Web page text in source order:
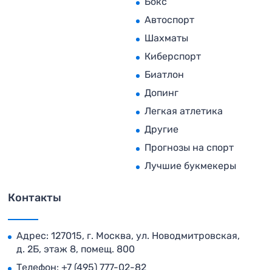
Автоспорт
Шахматы
Киберспорт
Биатлон
Допинг
Легкая атлетика
Другие
Прогнозы на спорт
Лучшие букмекеры
Контакты
Адрес: 127015, г. Москва, ул. Новодмитровская,
д. 2Б, этаж 8, помещ. 800
Телефон: +7 (495) 777-02-82